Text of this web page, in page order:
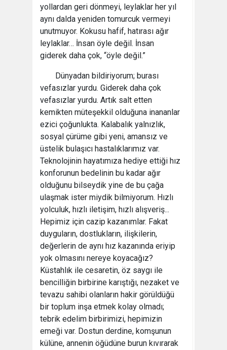
yollardan geri dönmeyi, leylaklar her yıl
aynı dalda yeniden tomurcuk vermeyi
unutmuyor. Kokusu hafif, hatırası ağır
leylaklar… İnsan öyle değil. İnsan
giderek daha çok, “öyle değil.”
Dünyadan bildiriyorum; burası
vefasızlar yurdu. Giderek daha çok
vefasızlar yurdu. Artık salt etten
kemikten müteşekkil olduğuna inananlar
ezici çoğunlukta. Kalabalık yalnızlık,
sosyal çürüme gibi yeni, amansız ve
üstelik bulaşıcı hastalıklarımız var.
Teknolojinin hayatımıza hediye ettiği hız
konforunun bedelinin bu kadar ağır
olduğunu bilseydik yine de bu çağa
ulaşmak ister miydik bilmiyorum. Hızlı
yolculuk, hızlı iletişim, hızlı alışveriş...
Hepimiz için cazip kazanımlar. Fakat
duyguların, dostlukların, ilişkilerin,
değerlerin de aynı hız kazanında eriyip
yok olmasını nereye koyacağız?
Küstahlık ile cesaretin, öz saygı ile
bencilliğin birbirine karıştığı, nezaket ve
tevazu sahibi olanların hakir görüldüğü
bir toplum inşa etmek kolay olmadı;
tebrik edelim birbirimizi, hepimizin
emeği var. Dostun derdine, komşunun
külüne, annenin öğüdüne burun kıvırarak